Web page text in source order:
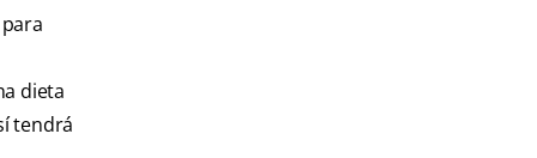
dieta
tendrá